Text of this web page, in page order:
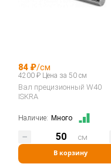
84 ₽/см
4200 ₽ Цена за 50 см
Вал прецизионный W40
ISKRA
Наличие: Много
В корзину
см